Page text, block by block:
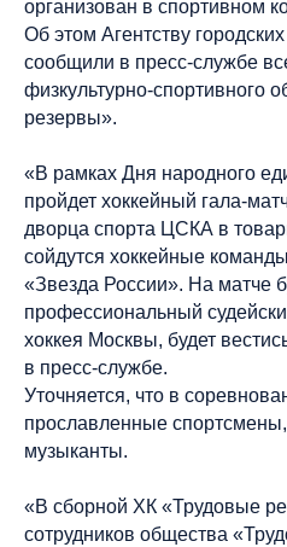
организован в спортивном
Об этом Агентству
сообщили в пресс-службе
физкультурно-спортивного
резервы».
«В рамках Дня народного
пройдет хоккейный гала-
дворца спорта ЦСКА в
сойдутся хоккейные
«Звезда России». На матче
профессиональный
хоккея Москвы, будет
в пресс-службе.
Уточняется, что в
прославленные
музыканты.
«В сборной ХК «Трудовые
сотрудников общества